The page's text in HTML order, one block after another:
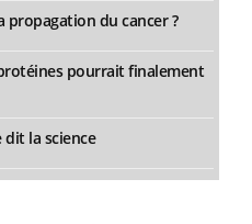
propagation du cancer ?
pourrait finalement
dit la science